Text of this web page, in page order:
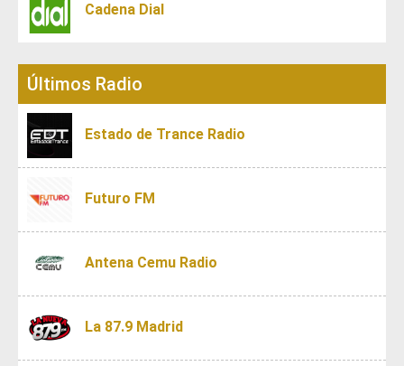
Cadena Dial
Últimos Radio
Estado de Trance Radio
Futuro FM
Antena Cemu Radio
La 87.9 Madrid